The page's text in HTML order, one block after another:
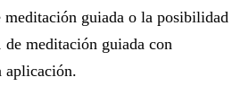
meditación guiada o la posibilidad
de meditación guiada con
aplicación.